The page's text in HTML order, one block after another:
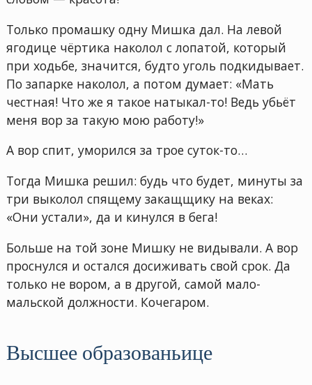
Только промашку одну Мишка дал. На левой
ягодице чёртика наколол с лопатой, который
при ходьбе, значится, будто уголь подкидывает.
По запарке наколол, а потом думает: «Мать
честная! Что же я такое натыкал-то! Ведь убьёт
меня вор за такую мою работу!»
А вор спит, уморился за трое суток-то…
Тогда Мишка решил: будь что будет, минуты за
три выколол спящему закащщику на веках:
«Они устали», да и кинулся в бега!
Больше на той зоне Мишку не видывали. А вор
проснулся и остался досиживать свой срок. Да
только не вором, а в другой, самой мало-
мальской должности. Кочегаром.
Высшее образованьице